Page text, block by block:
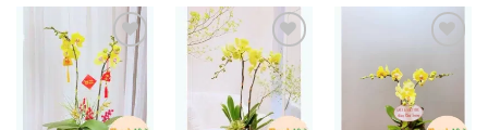
Add to
wishlist
Add to
wishlist
wishlist